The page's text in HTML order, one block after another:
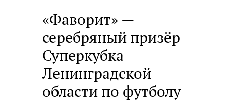
«Фаворит» —
серебряный призёр
Суперкубка
Ленинградской
области по футболу